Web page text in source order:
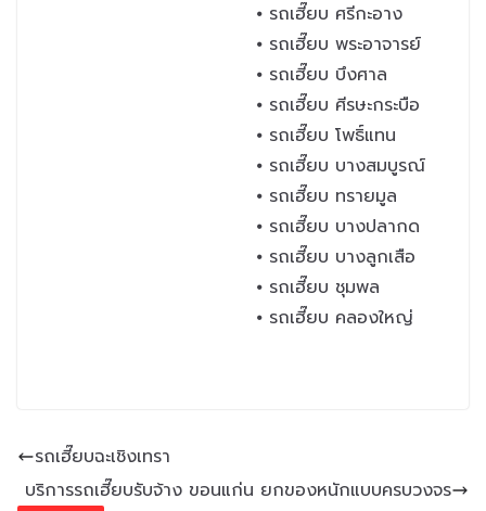
⦁ รถเฮี๊ยบ ศรีกะอาง
⦁ รถเฮี๊ยบ พระอาจารย์
⦁ รถเฮี๊ยบ บึงศาล
⦁ รถเฮี๊ยบ ศีรษะกระบือ
⦁ รถเฮี๊ยบ โพธิ์แทน
⦁ รถเฮี๊ยบ บางสมบูรณ์
⦁ รถเฮี๊ยบ ทรายมูล
⦁ รถเฮี๊ยบ บางปลากด
⦁ รถเฮี๊ยบ บางลูกเสือ
⦁ รถเฮี๊ยบ ชุมพล
⦁ รถเฮี๊ยบ คลองใหญ่
รถเฮี๊ยบฉะเชิงเทรา
บริการรถเฮี๊ยบรับจ้าง ขอนแก่น ยกของหนักแบบครบวงจร